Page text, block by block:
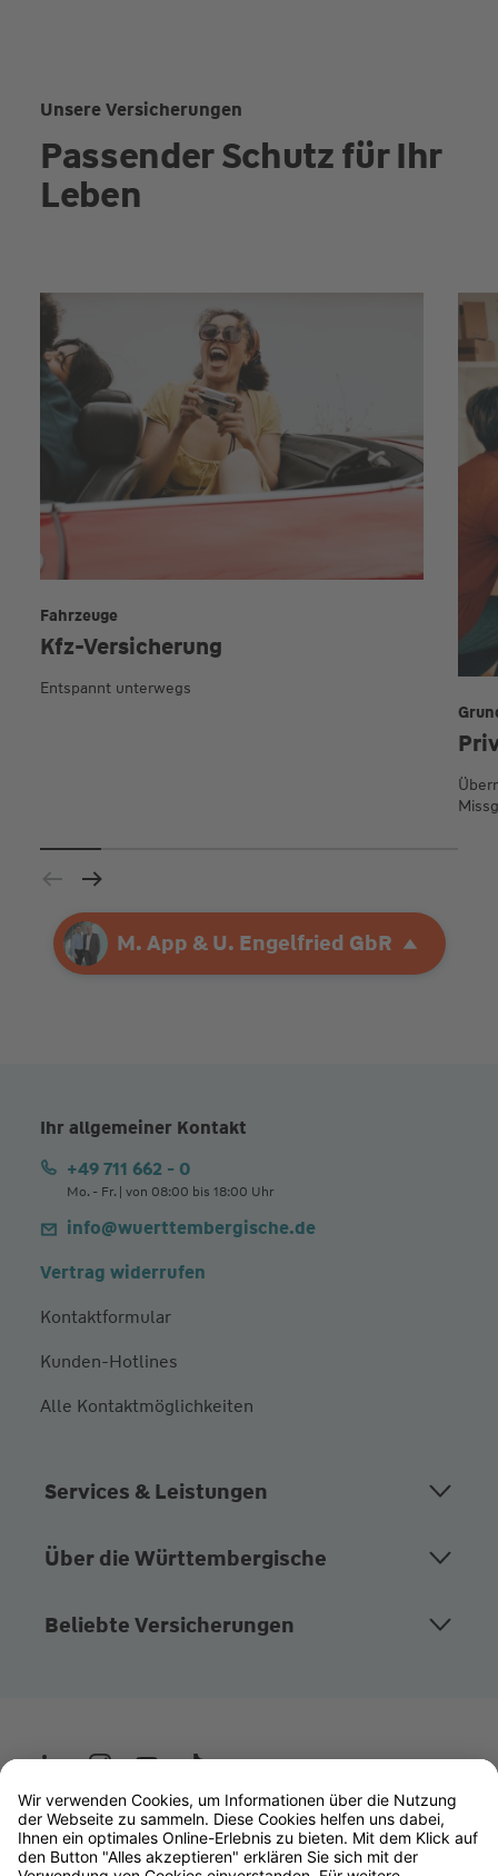
Ihre AgenturM. App & U. Engelfried GbR
M. App & U. Engelfried GbR
Unsere Versicherungen
Passender Schutz für Ihr
Leben
Kfz-Versicherung
Fahrzeuge
Entspannt unterwegs
Ihr allgemeiner Kontakt
+49 711 662 - 0
Mo. - Fr. | von 08:00 bis 18:00 Uhr
info@wuerttembergische.de
Vertrag widerrufen
Kontaktformular
Kunden-Hotlines
Alle Kontaktmöglichkeiten
Services & Leistungen
Über die Württembergische
Beliebte Versicherungen
Wüstenrot
W&W Gruppe